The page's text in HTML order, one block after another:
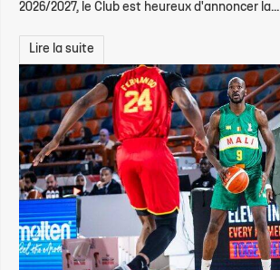
2026/2027, le Club est heureux d'annoncer la...
Lire la suite